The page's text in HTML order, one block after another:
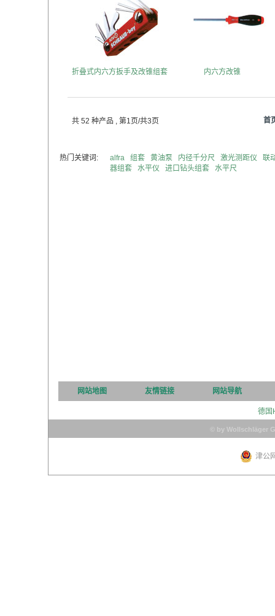
折叠式内六方扳手及改锥组套 内六方改锥
共 52 种产品 , 第1页/共3页 首
热门关键词: alfra 组套 黄油泵 内径千分尺 激光测距仪
联
器组套
水平仪 进口钻头组套 水平尺
网站地图 友情链接 网站导航
德国
© by Wollschläger
津公